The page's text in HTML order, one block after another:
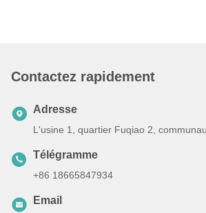
Contactez rapidement
Adresse
L'usine 1, quartier Fuqiao 2,
Télégramme
+86 18665847934
Email